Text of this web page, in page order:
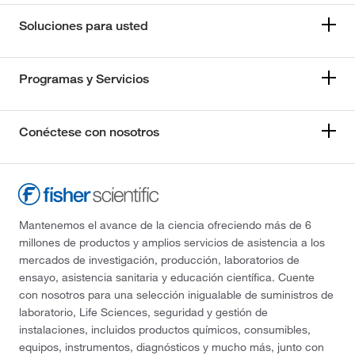
Soluciones para usted
Programas y Servicios
Conéctese con nosotros
Mantenemos el avance de la ciencia ofreciendo más de 6
millones de productos y amplios servicios de asistencia a los
mercados de investigación, producción, laboratorios de
ensayo, asistencia sanitaria y educación científica. Cuente
con nosotros para una selección inigualable de suministros de
laboratorio, Life Sciences, seguridad y gestión de
instalaciones, incluidos productos químicos, consumibles,
equipos, instrumentos, diagnósticos y mucho más, junto con